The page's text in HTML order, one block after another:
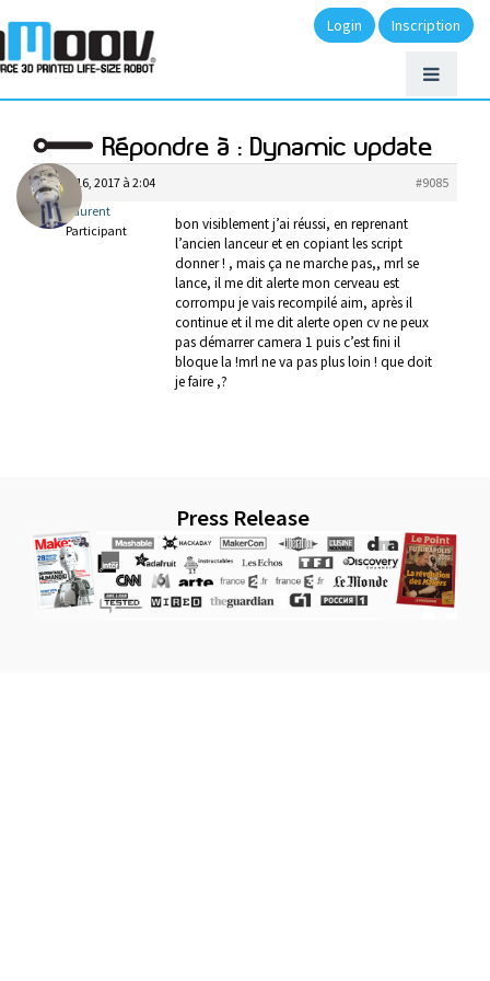
Login Inscription
Répondre à : Dynamic update
juillet 16, 2017 à 2:04
#9085
laurent
Participant
bon visiblement j’ai réussi, en reprenant
l’ancien lanceur et en copiant les script
donner ! , mais ça ne marche pas,, mrl se
lance, il me dit alerte mon cerveau est
corrompu je vais recompilé aim, après il
continue et il me dit alerte open cv ne peux
pas démarrer camera 1 puis c’est fini il
bloque la !mrl ne va pas plus loin ! que doit
je faire ,?
Press Release